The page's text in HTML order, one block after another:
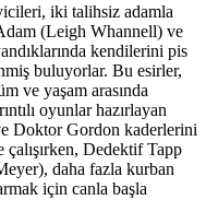
iki talihsiz adamla
(Leigh Whannell) ve
kendilerini pis
buluyorlar. Bu esirler,
ve yaşam arasında
oyunlar hazırlayan
Doktor Gordon kaderlerini
Dedektif Tapp
daha fazla kurban
için canla başla